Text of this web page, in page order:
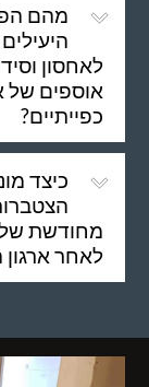
מהם
לאחסון
אוספים של
כפייתיים?
כיצד
מחודשת של
לאחר